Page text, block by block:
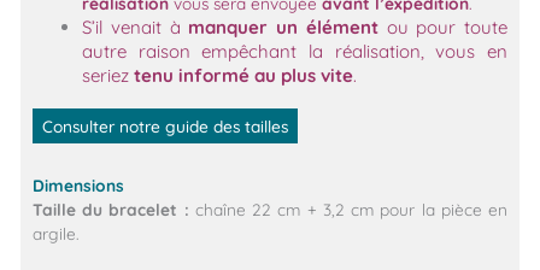
S’il venait à manquer un élémentou pour toute
autre raison empêchant la réalisation, vous en
serieztenu informé au plus vite.
Consulter notre guide des tailles
Dimensions
Taille du bracelet : chaîne 22 cm + 3,2 cm pour la pièce en
argile.